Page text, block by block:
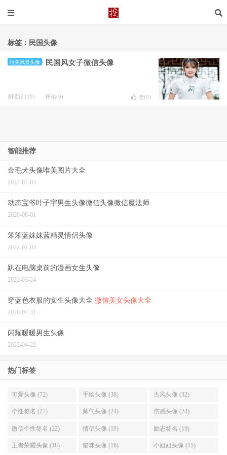
标签：民国头像
唯美风景头像 民国风女子微信头像
阅读(2118) 评论(0) 赞(0)
智能推荐
金毛犬头像唯美图片大全
2022-02-03
动态宝爷叶子宇男生头像微信头像微信魔法师
2020-08-01
笨笨蓝妹妹蓝精灵情侣头像
2022-02-05
趴在电脑桌前的漫画女生头像
2022-03-24
穿蓝色衣服的女生头像大全 微信美女头像大全
2020-07-31
闪耀暖暖男生头像
2022-04-22
热门标签
可爱头像 (72) 手绘头像 (38) 古风头像 (32)
个性签名 (27) 帅气头像 (24) 伤感头像 (24)
微信个性签名 (22) 情侣头像 (19) 励志签名 (19)
王者荣耀头像 (18) 猫咪头像 (16) 小姐姐头像 (15)